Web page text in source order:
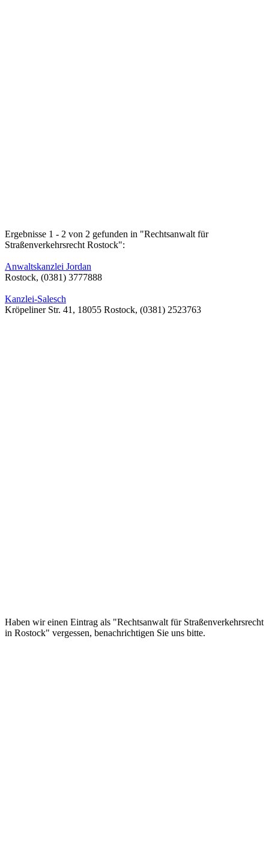
Ergebnisse 1 - 2 von 2 gefunden in "Rechtsanwalt für
Straßenverkehrsrecht Rostock":
Anwaltskanzlei Jordan
Rostock, (0381) 3777888
Kanzlei-Salesch
Kröpeliner Str. 41, 18055 Rostock, (0381) 2523763
Haben wir einen Eintrag als "Rechtsanwalt für Straßenverkehrsrecht
in Rostock" vergessen, benachrichtigen Sie uns bitte.